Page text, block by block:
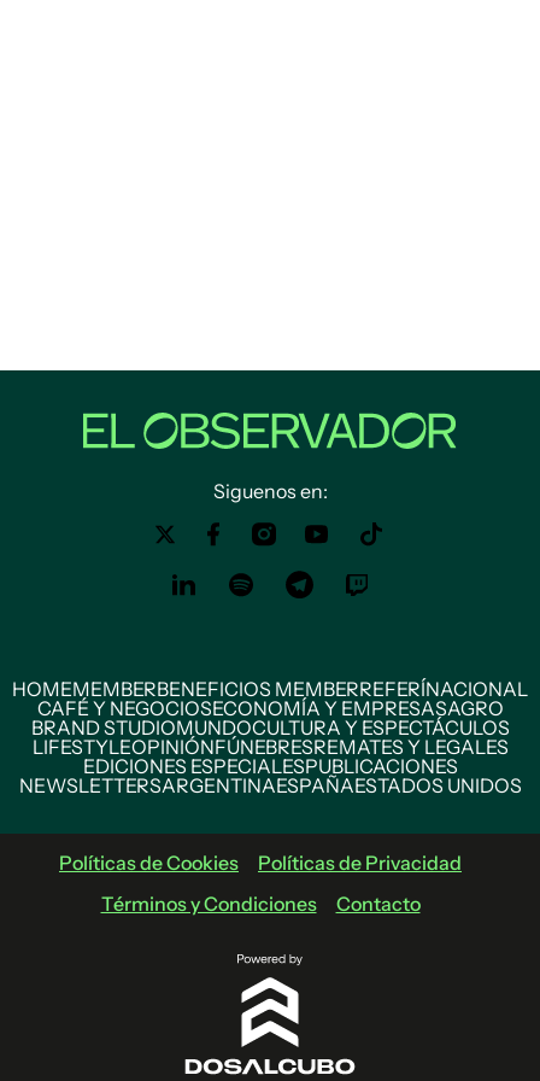
Siguenos en:
HOMEMEMBERBENEFICIOS MEMBERREFERÍNACIONAL
CAFÉ Y NEGOCIOSECONOMÍA Y EMPRESASAGRO
BRAND STUDIOMUNDOCULTURA Y ESPECTÁCULOS
LIFESTYLEOPINIÓNFÚNEBRESREMATES Y LEGALES
EDICIONES ESPECIALESPUBLICACIONES
NEWSLETTERSARGENTINAESPAÑAESTADOS UNIDOS
Políticas de Cookies
Políticas de Privacidad
Términos y Condiciones
Contacto